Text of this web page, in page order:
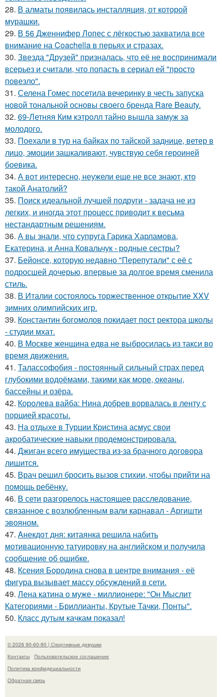
28. В алматы появилась инсталляция, от которой
мурашки.
29. В 56 Дженнифер Лопес с лёгкостью захватила все
внимание на Coachella в перьях и стразах.
30. Звезда "Друзей" призналась, что её не воспринимали
всерьез и считали, что попасть в сериал ей "просто
повезло".
31. Селена Гомес посетила вечеринку в честь запуска
новой тональной основы своего бренда Rare Beauty.
32. 69-Летняя Ким кэтролл тайно вышла замуж за
молодого.
33. Поехали в тур на байках по тайской заднице, ветер в
лицо, эмоции зашкаливают, чувствую себя героиней
боевика.
34. А вот интересно, неужели еще не все знают, кто
такой Анатолий?
35. Поиск идеальной лучшей подруги - задача не из
легких, и иногда этот процесс приводит к весьма
нестандартным решениям.
36. А вы знали, что супруга Гарика Харламова,
Екатерина, и Анна Ковальчук - родные сестры?
37. Бейонсе, которую недавно "Перепутали" с её с
подросшей дочерью, впервые за долгое время сменила
стиль.
38. В Италии состоялось торжественное открытие XXV
зимних олимпийских игр.
39. Константин богомолов покидает пост ректора школы
- студии мхат.
40. В Москве женщина едва не выбросилась из такси во
время движения.
41. Талассофобия - постоянный сильный страх перед
глубокими водоёмами, такими как море, океаны,
бассейны и озёра.
42. Королева вайба: Нина добрев ворвалась в ленту с
порцией красоты.
43. На отдыхе в Турции Кристина асмус свои
акробатические навыки продемонстрировала.
44. Джиган всего имущества из-за брачного договора
лишится.
45. Врач решил бросить вызов стихии, чтобы прийти на
помощь ребёнку.
46. В сети разгорелось настоящее расследование,
связанное с возлюбленным вали карнавал - Аргишти
эвояном.
47. Aнекдот дня: китаянка решила набить
мотивационную татуировку на английском и получила
сообщение об ошибке.
48. Ксения Бородина снова в центре внимания - её
фигура вызывает массу обсуждений в сети.
49. Лена катина о муже - миллионере: "Он Мыслит
Категориями - Бриллианты, Крутые Тачки, Понты".
50. Класс дутым качкам показал!
© 2026 90-60-90 | Спортивные девушки
Контакты
Пользовательское соглашение
Политика конфидециальности
Обратная связь